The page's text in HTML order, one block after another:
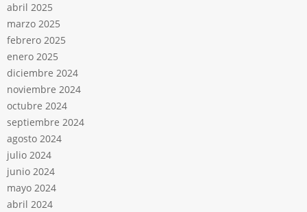
abril 2025
marzo 2025
febrero 2025
enero 2025
diciembre 2024
noviembre 2024
octubre 2024
septiembre 2024
agosto 2024
julio 2024
junio 2024
mayo 2024
abril 2024